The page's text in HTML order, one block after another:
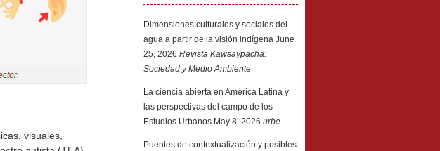
.
visuales,
Dimensiones culturales y sociales del
agua a partir de la visión indígena June
25, 2026 Revista Kawsaypacha:
Sociedad y Medio Ambiente
La ciencia abierta en América Latina y
las perspectivas del campo de los
Estudios Urbanos May 8, 2026 urbe
Puentes de contextualización y posibles